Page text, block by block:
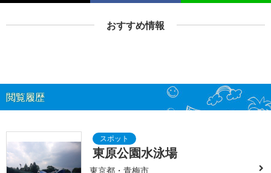
おすすめ情報
閲覧履歴
東原公園水泳場
東京都・青梅市